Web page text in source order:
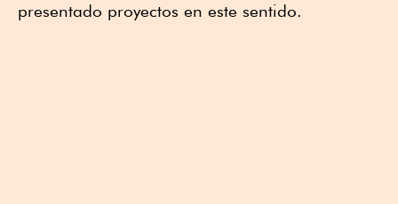
presentado proyectos en este sentido.